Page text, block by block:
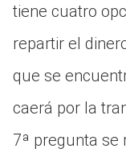
tiene cuatro
repartir el
que se
caerá por la
7ª pregunta se